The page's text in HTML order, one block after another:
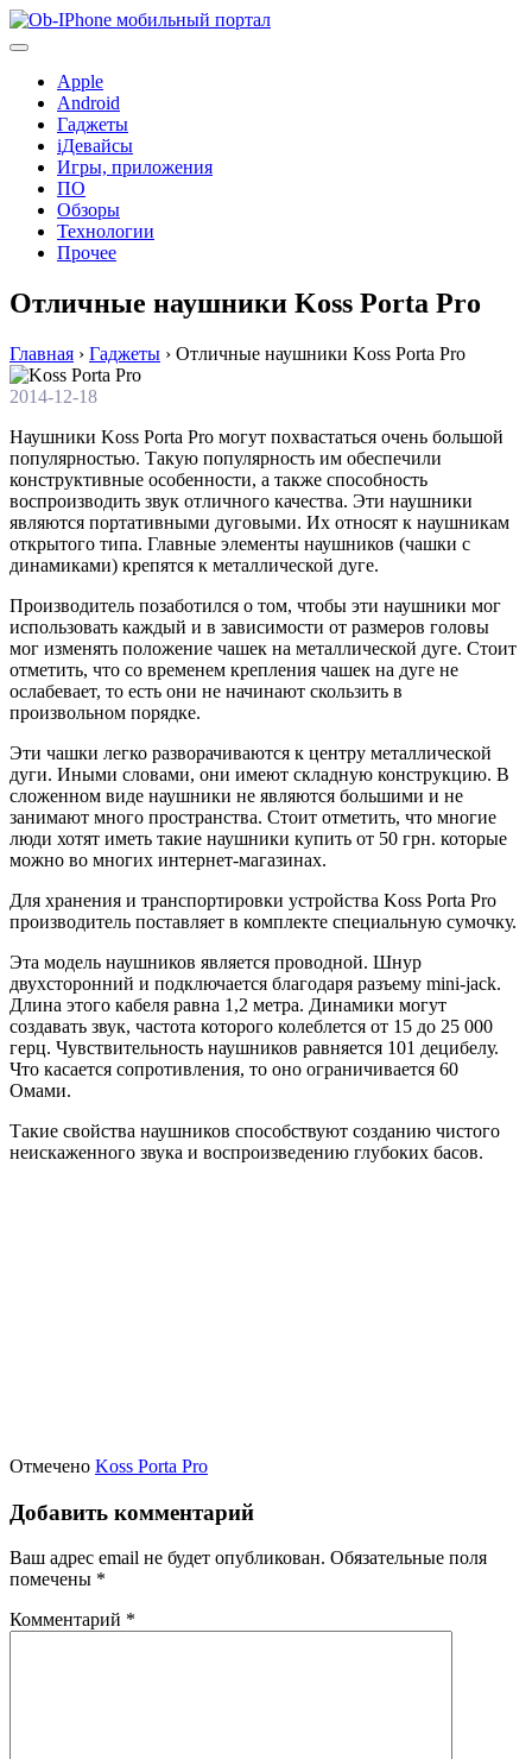
Перейти
к
Apple
Android
Гаджеты
iДевайсы
Игры, приложения
ПО
Обзоры
Технологии
Прочее
Отличные наушники Koss Porta Pro
Главная › Гаджеты › Отличные наушники Koss Porta Pro
2014-12-18
Наушники Koss Porta Pro могут похвастаться очень большой
популярностью. Такую популярность им обеспечили
конструктивные особенности, а также способность
воспроизводить звук отличного качества. Эти наушники
являются портативными дуговыми. Их относят к наушникам
открытого типа. Главные элементы наушников (чашки с
динамиками) крепятся к металлической дуге.
Производитель позаботился о том, чтобы эти наушники мог
использовать каждый и в зависимости от размеров головы
мог изменять положение чашек на металлической дуге. Стоит
отметить, что со временем крепления чашек на дуге не
ослабевает, то есть они не начинают скользить в
произвольном порядке.
Эти чашки легко разворачиваются к центру металлической
дуги. Иными словами, они имеют складную конструкцию. В
сложенном виде наушники не являются большими и не
занимают много пространства. Стоит отметить, что многие
люди хотят иметь такие наушники купить от 50 грн. которые
можно во многих интернет-магазинах.
Для хранения и транспортировки устройства Koss Porta Pro
производитель поставляет в комплекте специальную сумочку.
Эта модель наушников является проводной. Шнур
двухсторонний и подключается благодаря разъему mini-jack.
Длина этого кабеля равна 1,2 метра. Динамики могут
создавать звук, частота которого колеблется от 15 до 25 000
герц. Чувствительность наушников равняется 101 децибелу.
Что касается сопротивления, то оно ограничивается 60
Омами.
Такие свойства наушников способствуют созданию чистого
неискаженного звука и воспроизведению глубоких басов.
Отмечено Koss Porta Pro
Добавить комментарий
Ваш адрес email не будет опубликован. Обязательные поля
помечены *
Комментарий *